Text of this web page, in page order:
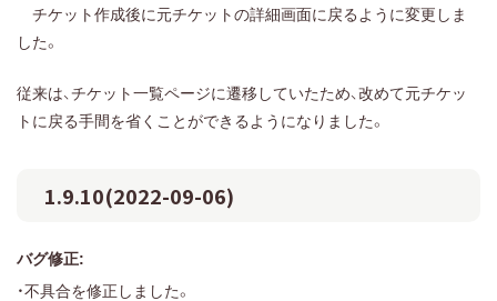
チケット作成後に元チケットの詳細画面に戻るように変更しま
した。
従来は、チケット一覧ページに遷移していたため、改めて元チケッ
トに戻る手間を省くことができるようになりました。
1.9.10(2022-09-06)
バグ修正:
・不具合を修正しました。